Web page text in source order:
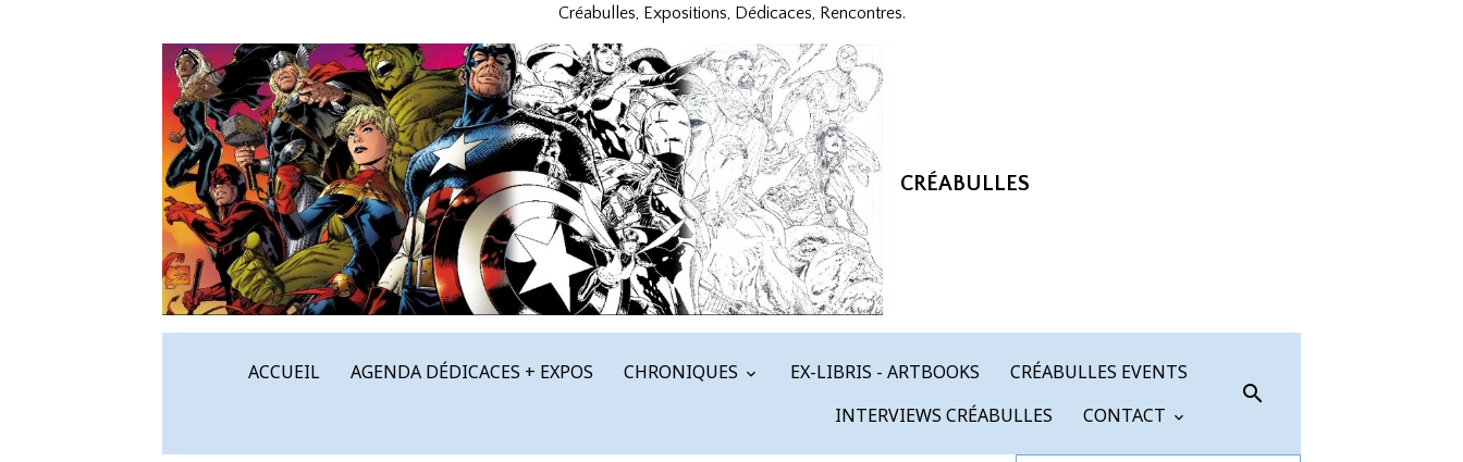
Créabulles, Expositions, Dédicaces, Rencontres.
CRÉABULLES
ACCUEIL AGENDA DÉDICACES + EXPOS CHRONIQUES EX-LIBRIS - ARTBOOKS
CRÉABULLES EVENTS
INTERVIEWS CRÉABULLES
CONTACT